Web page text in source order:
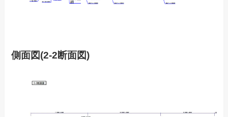
側面図(2-2断面図)